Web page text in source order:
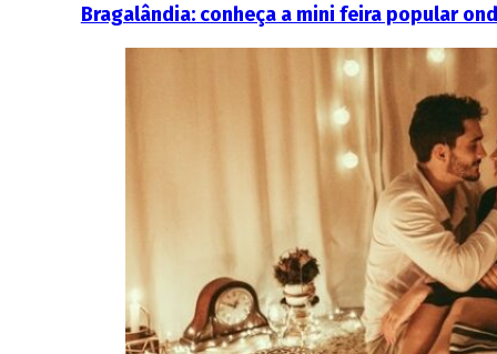
Bragalândia: conheça a mini feira popular